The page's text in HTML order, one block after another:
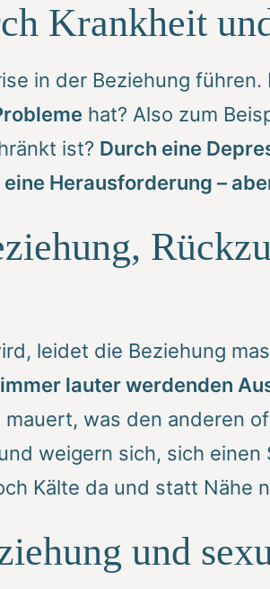
Krankheit
in der Beziehung
hat? Also zum
ist? Durch eine
Herausforderung –
leidet die Beziehung
lauter werdenden
was den anderen
weigern sich, sich
Kälte da und statt Nähe
und